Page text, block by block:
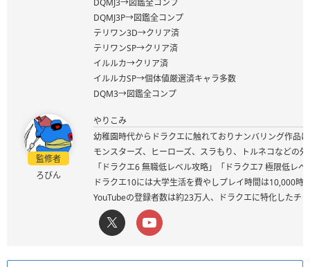
DQMJ3P→図鑑全コンプ
テリワン3D→クリア済
テリワンSP→クリア済
イルルカ→クリア済
イルルカSP→個体値厳選済キャラ多数
DQM3→図鑑全コンプ
監修者
ろびん
やりこみ
幼稚園時代からドラクエに触れておりナンバリング作品
モンスターズ、ヒーローズ、スラもり、トルネコなどの
「ドラクエ6 無職低レベル攻略」「ドラクエ7 極限低レ
ドラクエ10には大学生活を費やしプレイ時間は10,000
YouTubeの登録者数は約23万人、ドラクエに特化したチ